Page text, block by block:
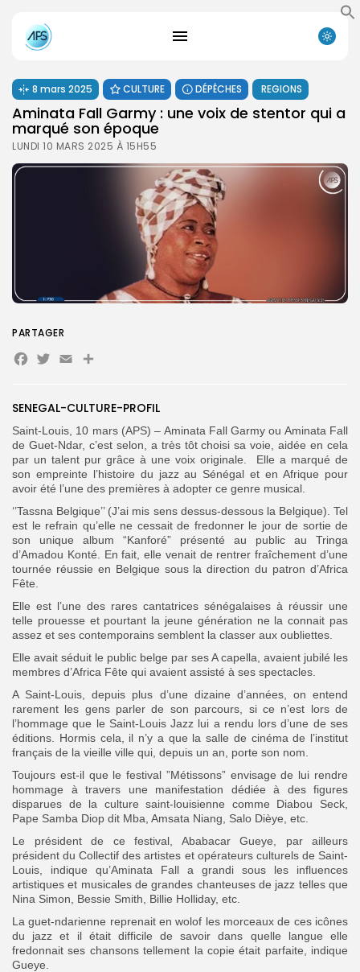
Search
for:
Search
Button
8 mars 2025 CULTURE DÉPÊCHES REGIONS
Aminata Fall Garmy : une voix de stentor qui a
marqué son époque
LUNDI 10 MARS 2025 À 15H55
SENEGAL-CULTURE-PROFIL
Saint-Louis, 10 mars (APS) – Aminata Fall Garmy ou Aminata Fall
de Guet-Ndar, c’est selon, a très tôt choisi sa voie, aidée en cela
par un talent pur grâce à une voix originale. Elle a marqué de
son empreinte l’histoire du jazz au Sénégal et en Afrique pour
avoir été l’une des premières à adopter ce genre musical.
‘’Tassna Belgique’’ (J’ai mis sens dessus-dessous la Belgique). Tel
est le refrain qu’elle ne cessait de fredonner le jour de sortie de
son unique album “Kanforé” présenté au public au Tringa
d’Amadou Konté. En fait, elle venait de rentrer fraîchement d’une
tournée réussie en Belgique sous la direction du patron d’Africa
Fête.
Elle est l’une des rares cantatrices sénégalaises à réussir une
telle prouesse et pourtant la jeune génération ne la connait pas
assez et ses contemporains semblent la classer aux oubliettes.
Elle avait séduit le public belge par ses A capella, avaient jubilé les
membres d’Africa Fête qui avaient assisté à ses spectacles.
A Saint-Louis, depuis plus d’une dizaine d’années, on entend
rarement les gens parler de son parcours, si ce n’est lors de
l’hommage que le Saint-Louis Jazz lui a rendu lors d’une de ses
éditions. Hormis cela, il n’y a que la salle de cinéma de l’institut
français de la vieille ville qui, depuis un an, porte son nom.
Toujours est-il que le festival ”Métissons” envisage de lui rendre
hommage à travers une manifestation dédiée à des figures
disparues de la culture saint-louisienne comme Diabou Seck,
Pape Samba Diop dit Mba, Amsata Niang, Salo Dièye, etc.
Le président de ce festival, Ababacar Gueye, par ailleurs
président du Collectif des artistes et opérateurs culturels de Saint-
Louis, indique qu’Aminata Fall a grandi sous les influences
artistiques et musicales de grandes chanteuses de jazz telles que
Nina Simon, Bessie Smith, Billie Holliday, etc.
La guet-ndarienne reprenait en wolof les morceaux de ces icônes
du jazz et il était difficile de savoir dans quelle langue elle
fredonnait ses chansons tellement la copie était parfaite, indique
Gueye.
PARTAGER
Facebook
Twitter
EmailPartager